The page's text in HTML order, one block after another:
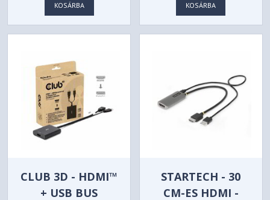
KOSÁRBA KOSÁRBA
CLUB 3D - HDMI™
+ USB BUS
STARTECH - 30
CM-ES HDMI -